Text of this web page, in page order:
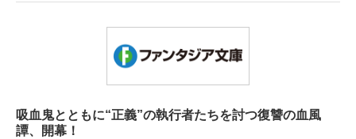
吸血鬼とともに“正義”の執行者たちを討つ復讐の血風
譚、開幕！